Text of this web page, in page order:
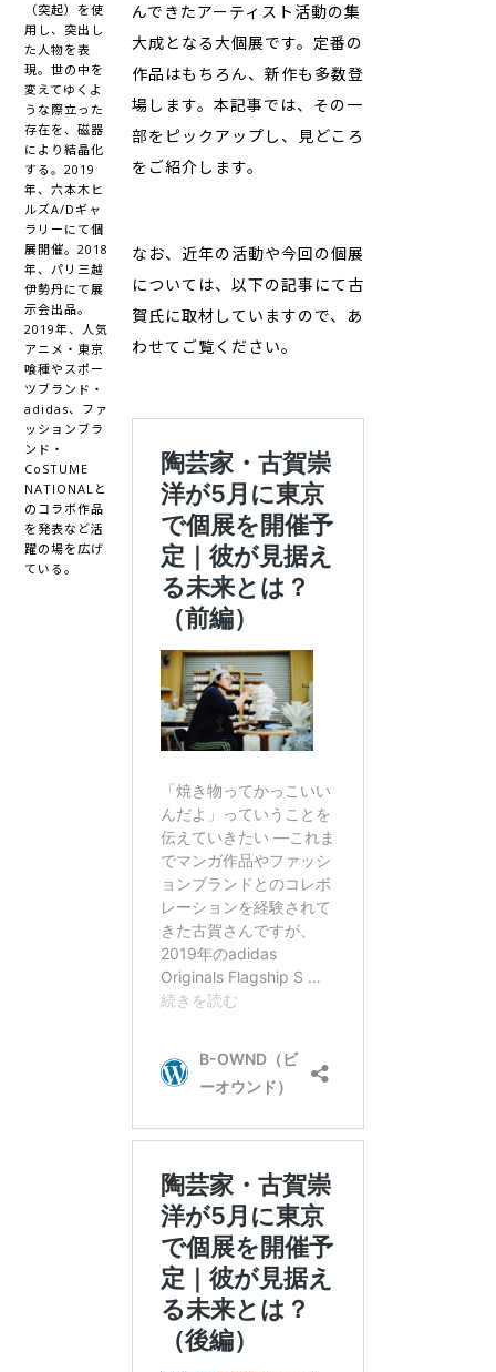
（突起）を使
用し、突出し
た人物を表
現。世の中を
変えてゆくよ
うな際立った
存在を、磁器
により結晶化
する。2019
年、六本木ヒ
ルズA/Dギャ
ラリーにて個
展開催。2018
年、パリ三越
伊勢丹にて展
示会出品。
2019年、人気
アニメ・東京
喰種やスポー
ツブランド・
adidas、ファ
ッションブラ
ンド・
CoSTUME
NATIONALと
のコラボ作品
を発表など活
躍の場を広げ
ている。
んできたアーティスト活動の集
大成となる大個展です。定番の
作品はもちろん、新作も多数登
場します。本記事では、その一
部をピックアップし、見どころ
をご紹介します。
なお、近年の活動や今回の個展
については、以下の記事にて古
賀氏に取材していますので、あ
わせてご覧ください。